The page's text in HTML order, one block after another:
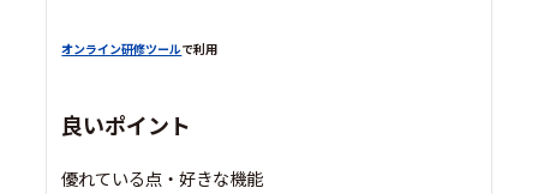
オンライン研修ツールで利用
良いポイント
優れている点・好きな機能